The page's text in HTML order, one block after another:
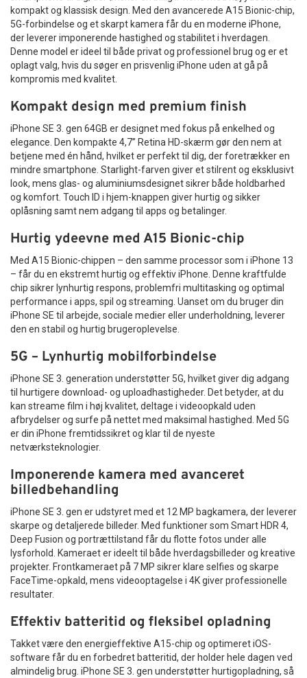
ønsker en moderne oplader, der kan følge med dine behov –
både hjemme og på farten.
Med sit stilrene design, høje kvalitet og brede kompatibilitet
er denneUSB-C adapteret sikkert valg for alle, der ønsker
en effektiv og pålidelig opladningsløsning.
opladning med det samme.
aldrig været mere aktuelt – og med det rigtige udstyr har du
alle muligheder for at lykkes.
6-8 og SE (2/3. gen)
Beskyttelse mod ridser, slag og smuds
Kompatibel med seks populære iPhone-modeller
Bevarer touch-følsomhed og billedkvalitet
Ultratyndt og næsten usynligt design
Nem og boblefri montering
Fås i både hærdet glas og plastik
Forlænger telefonens levetid og værdi
Et oplagt valg for enhver iPhone-ejer
Uanset om du bruger din iPhone til arbejde, sociale medier,
spil eller opkald, fortjener skærmen beskyttelse. En god
iPhone skærmbeskyttelsekan spare dig for mange
bekymringer og omkostninger. Denne model er velegnet til
både voksne, børn og erhvervsbrugere, som vil beskytte
Konklusion – Giv din iPhone den
beskyttelse, den fortjener
Enskærmbeskyttelse til iPhone 6, 6S, 7, 8 og SE (2. & 3. gen)
er et must-have tilbehør, hvis du ønsker at holde din skærm
pæn og funktionel. Med høj kvalitet, præcis pasform og
brugervenlig montering er denne beskyttelse ideel til dig, der
vil tage vare på din telefon – uden at gå på kompromis med
udseende eller ydeevne.
Bestil din skærmbeskyttelse i dag og slip for dyre
reparationer i morgen!
kompakt og klassisk design. Med den avancerede A15 Bionic-chip,
5G-forbindelse og et skarpt kamera får du en moderne iPhone,
der leverer imponerende hastighed og stabilitet i hverdagen.
Denne model er ideel til både privat og professionel brug og er et
oplagt valg, hvis du søger en prisvenlig iPhone uden at gå på
kompromis med kvalitet.
Kompakt design med premium finish
iPhone SE 3. gen 64GB er designet med fokus på enkelhed og
elegance. Den kompakte 4,7” Retina HD-skærm gør den nem at
betjene med én hånd, hvilket er perfekt til dig, der foretrækker en
mindre smartphone. Starlight-farven giver et stilrent og eksklusivt
look, mens glas- og aluminiumsdesignet sikrer både holdbarhed
og komfort. Touch ID i hjem-knappen giver hurtig og sikker
oplåsning samt nem adgang til apps og betalinger.
Hurtig ydeevne med A15 Bionic-chip
Med A15 Bionic-chippen – den samme processor som i iPhone 13
– får du en ekstremt hurtig og effektiv iPhone. Denne kraftfulde
chip sikrer lynhurtig respons, problemfri multitasking og optimal
performance i apps, spil og streaming. Uanset om du bruger din
iPhone SE til arbejde, sociale medier eller underholdning, leverer
den en stabil og hurtig brugeroplevelse.
5G – Lynhurtig mobilforbindelse
iPhone SE 3. generation understøtter 5G, hvilket giver dig adgang
til hurtigere download- og uploadhastigheder. Det betyder, at du
kan streame film i høj kvalitet, deltage i videoopkald uden
afbrydelser og surfe på nettet med maksimal hastighed. Med 5G
er din iPhone fremtidssikret og klar til de nyeste
netværksteknologier.
Imponerende kamera med avanceret
billedbehandling
iPhone SE 3. gen er udstyret med et 12 MP bagkamera, der leverer
skarpe og detaljerede billeder. Med funktioner som Smart HDR 4,
Deep Fusion og portrættilstand får du flotte fotos under alle
lysforhold. Kameraet er ideelt til både hverdagsbilleder og kreative
projekter. Frontkameraet på 7 MP sikrer klare selfies og skarpe
FaceTime-opkald, mens videooptagelse i 4K giver professionelle
resultater.
Effektiv batteritid og fleksibel opladning
Takket være den energieffektive A15-chip og optimeret iOS-
software får du en forbedret batteritid, der holder hele dagen ved
almindelig brug. iPhone SE 3. gen understøtter hurtigopladning, så